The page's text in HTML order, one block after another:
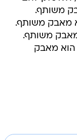
משותף.
מאבק משותף.
מאבק משותף.
הוא מאבק